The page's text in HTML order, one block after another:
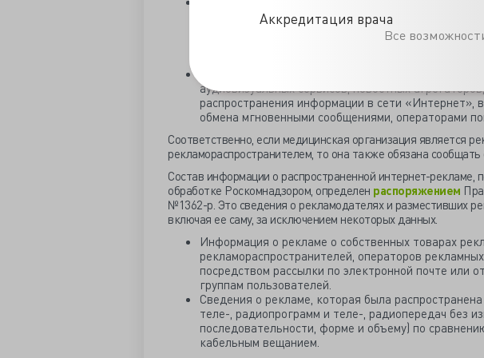
Аккредитация врача
Все
физические лица, ИП), осуществляющие и (или)
интернет-рекламы любых рекламодателей, в том
баннеров, текстового или текстово-графического
аудиовизуальных сервисов, новостных
распространения информации в сети «Интернет»,
обмена мгновенными сообщениями, операторами
Соответственно, если медицинская организация является
рекламораспространителем, то она также обязана
Состав информации о распространенной интернет-рекламе,
обработке Роскомнадзором, определен распоряжением
№1362-р. Это сведения о рекламодателях и разместивших
включая ее саму, за исключением некоторых данных.
Информация о рекламе о собственных товарах
рекламораспространителей, операторов
посредством рассылки по электронной почте или
группам пользователей.
Сведения о рекламе, которая была
теле-, радиопрограмм и теле-, радиопередач без
последовательности, форме и объему) по
кабельным вещанием.